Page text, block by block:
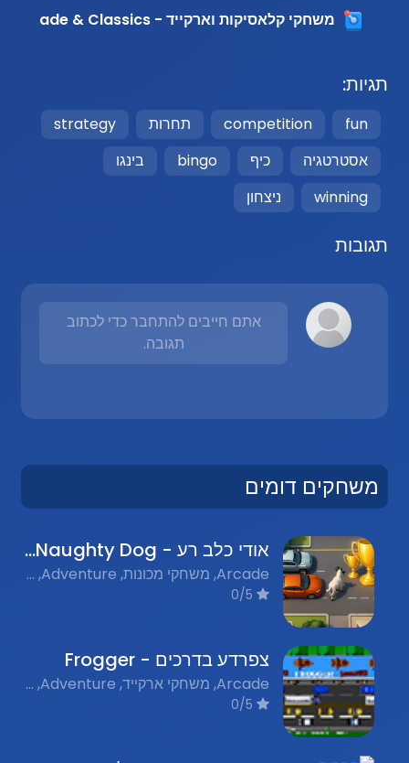
משחקי קלאסיקות וארקייד - Arcade & Classics
תגיות:
fun
competition תחרות
strategy
אסטרטגיה
כיף bingo
בינגו
winning
ניצחון
תגובות
אתם חייבים להתחבר כדי לכתוב
תגובה.
משחקים דומים
אודי כלב רע - Oudi the Naughty Dog
Arcade, משחקי מכונות, Adventure, הרפתקאות, Dog Games, משחקי כלבים
צפרדע בדרכים - Frogger
Arcade, משחקי ארקייד, Adventure, הרפתקאות, Simulation, משחקי חיקוי, Traffic, תנועה, Nostalgic Flash Games, משחקי פלאש נוסטלגים